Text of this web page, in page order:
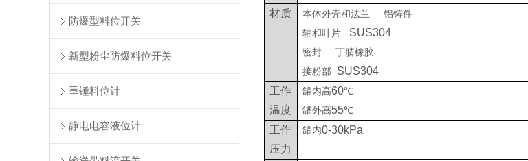
防爆型料位开关
新型粉尘防爆料位开关
重锤料位计
静电电容液位计
材质
本体外壳和法兰
铝铸件
轴和叶片 SUS304
密封
丁腈橡胶
接粉部
SUS304
工作
温度
罐内高60℃
罐外高55℃
工作
压力
罐内0-30kPa